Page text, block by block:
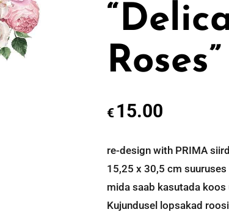
Roses”
€ 15.00
re-design with PRIMA
15,25 x 30,5 cm
mida saab kasutada koos
Kujundusel lopsakad